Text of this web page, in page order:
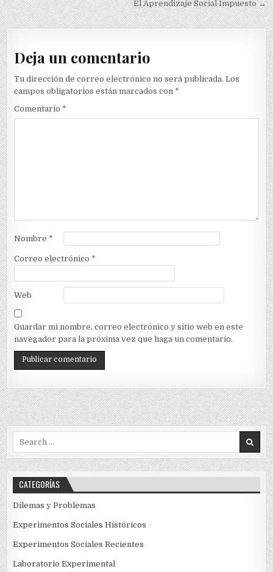
de
entradas
El Aprendizaje Social Impuesto →
Deja un comentario
Tu dirección de correo electrónico no será publicada. Los
campos obligatorios están marcados con *
Comentario *
Nombre *
Correo electrónico *
Web
Guardar mi nombre, correo electrónico y sitio web en este
navegador para la próxima vez que haga un comentario.
CATEGORÍAS
Dilemas y Problemas
Experimentos Sociales Históricos
Experimentos Sociales Recientes
Laboratorio Experimental